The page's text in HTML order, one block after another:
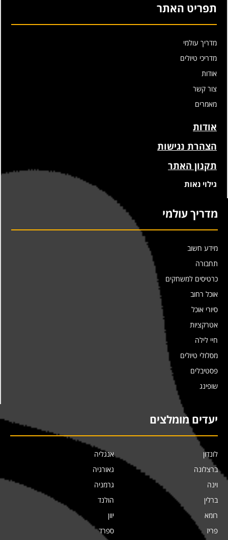
תפריט האתר
מדריך עולמי
מדריכי טיולים
אודות
צור קשר
מאמרים
אודות
הצהרת נגישות
תקנון האתר
גילוי נאות
מדריך עולמי
מידע חשוב
תחבורה
כרטיסים למשחקים
אוכל רחוב
סיורי אוכל
אטרקציות
חיי לילה
מסלולי טיולים
פסטיבלים
שופינג
יעדים מומלצים
לונדון
ברצלונה
וינה
ברלין
רומא
פריז
אנגליה
גאורגיה
גרמניה
הולנד
יוון
ספרד